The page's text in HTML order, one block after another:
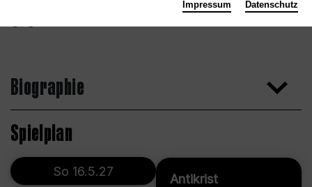
Biographie
Spielplan
Antikrist
So 16.5.27
Impressum Datenschutz